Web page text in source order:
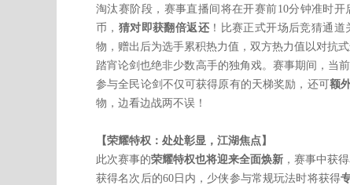
淘汰赛阶段，赛事直播间将在开赛前10分钟准时
币， 猜对即获翻倍返还 ！比赛正式开场后竞猜通
物，赠出后为选手累积热力值，双方热力值以对抗
踏宵论剑也绝非少数高手的独角戏。赛事期间，当
参与全民论剑不仅可获得原有的天梯奖励，还可额
物，边看边战两不误！
【荣耀特权：处处彰显，江湖焦点】
此次赛事的荣耀特权也将迎来全面焕新 ，赛事中获
获得名次后的60日内，少侠参与常规玩法时将获得